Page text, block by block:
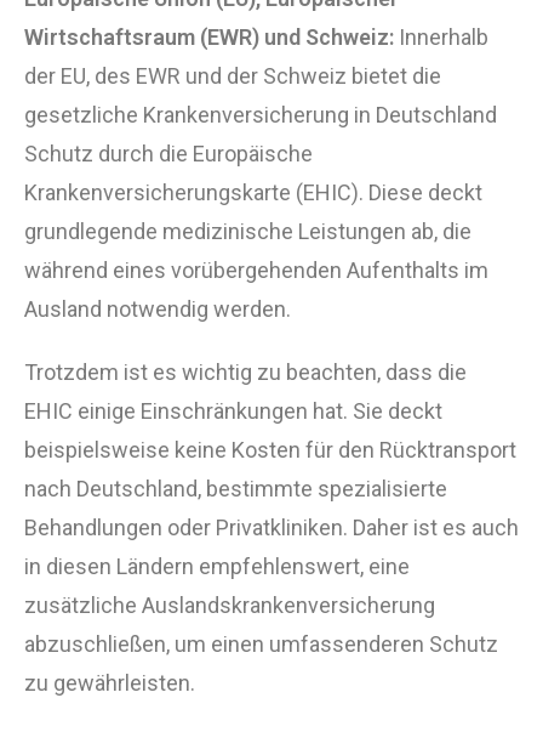
Wirtschaftsraum (EWR) und Schweiz: Innerhalb
der EU, des EWR und der Schweiz bietet die
gesetzliche Krankenversicherung in Deutschland
Schutz durch die Europäische
Krankenversicherungskarte (EHIC). Diese deckt
grundlegende medizinische Leistungen ab, die
während eines vorübergehenden Aufenthalts im
Ausland notwendig werden.
Trotzdem ist es wichtig zu beachten, dass die
EHIC einige Einschränkungen hat. Sie deckt
beispielsweise keine Kosten für den Rücktransport
nach Deutschland, bestimmte spezialisierte
Behandlungen oder Privatkliniken. Daher ist es auch
in diesen Ländern empfehlenswert, eine
zusätzliche Auslandskrankenversicherung
abzuschließen, um einen umfassenderen Schutz
zu gewährleisten.